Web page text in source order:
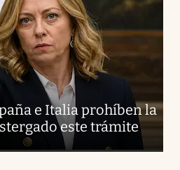
e Italia prohíben la
este trámite